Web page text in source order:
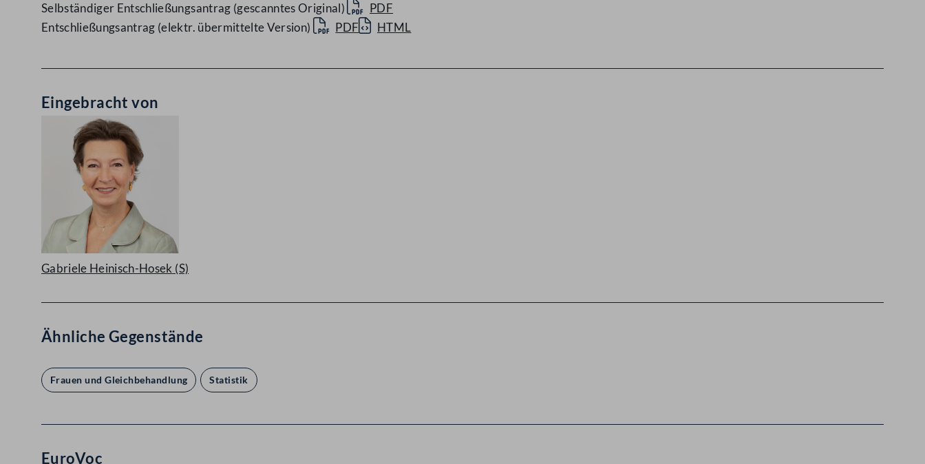
Selbständiger Entschließungsantrag (gescanntes Original)
PDF
Entschließungsantrag (elektr. übermittelte Version)
PDF HTML
Eingebracht von
Gabriele Heinisch-Hosek (S)
Ähnliche Gegenstände
Frauen und Gleichbehandlung Statistik
EuroVoc